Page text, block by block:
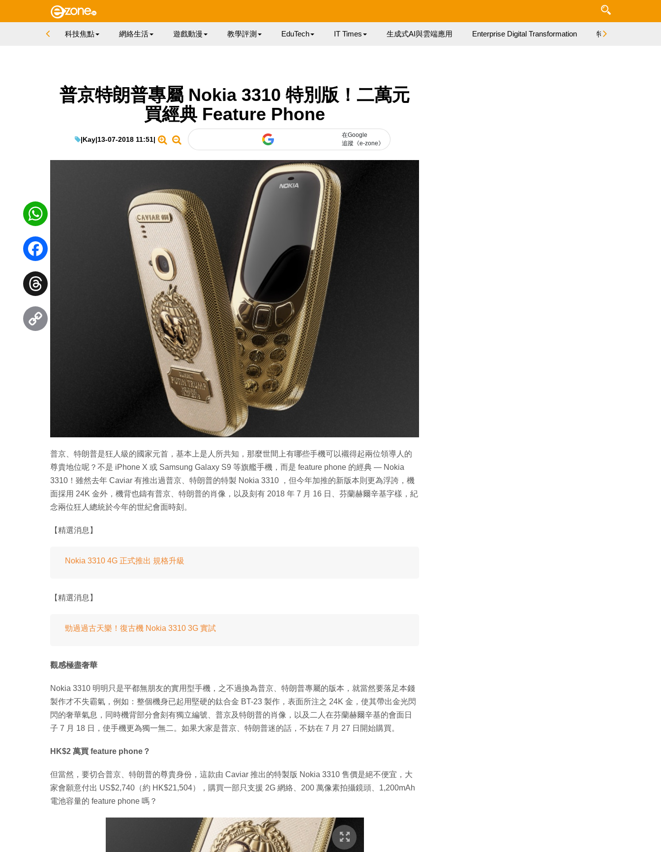
科技焦點 網絡生活 遊戲動漫 教學評測 EduTech IT Times 生成式AI與雲端應用 Enterprise Digital Transformation 特集
普京特朗普專屬 Nokia 3310 特別版！二萬元
買經典 Feature Phone
|Kay|13-07-2018 11:51|
在Google
追蹤《e-zone》
普京、特朗普是狂人級的國家元首，基本上是人所共知，那麼世間上有哪些手機可以襯得起兩位領導人的
尊貴地位呢？不是 iPhone X 或 Samsung Galaxy S9 等旗艦手機，而是 feature phone 的經典 — Nokia
3310！雖然去年 Caviar 有推出過普京、特朗普的特製 Nokia 3310 ，但今年加推的新版本則更為浮誇，機
面採用 24K 金外，機背也鑄有普京、特朗普的肖像，以及刻有 2018 年 7 月 16 日、芬蘭赫爾辛基字樣，紀
念兩位狂人總統於今年的世紀會面時刻。
【精選消息】
Nokia 3310 4G 正式推出 規格升級
【精選消息】
勁過過古天樂！復古機 Nokia 3310 3G 實試
觀感極盡奢華
Nokia 3310 明明只是平都無朋友的實用型手機，之不過換為普京、特朗普專屬的版本，就當然要落足本錢
製作才不失霸氣，例如：整個機身已起用堅硬的鈦合金 BT-23 製作，表面所注之 24K 金，使其帶出金光閃
閃的奢華氣息，同時機背部分會刻有獨立編號、普京及特朗普的肖像，以及二人在芬蘭赫爾辛基的會面日
子 7 月 18 日，使手機更為獨一無二。如果大家是普京、特朗普迷的話，不妨在 7 月 27 日開始購買。
HK$2 萬買 feature phone？
但當然，要切合普京、特朗普的尊貴身份，這款由 Caviar 推出的特製版 Nokia 3310 售價是絕不便宜，大
家會願意付出 US$2,740（約 HK$21,504），購買一部只支援 2G 網絡、200 萬像素拍攝鏡頭、1,200mAh
電池容量的 feature phone 嗎？
WhatsApp
Facebook
Threads